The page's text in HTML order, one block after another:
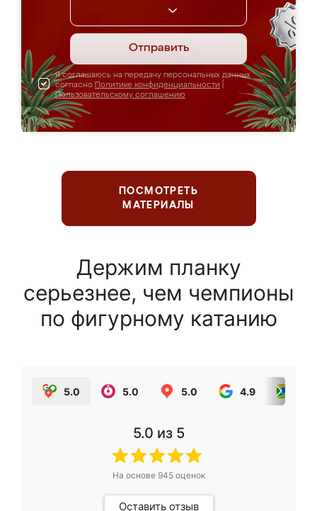
Отправить
Я соглашаюсь на передачу персональных данных
согласно Политике конфиденциальности
Пользовательскому соглашению
ПОСМОТРЕТЬ
МАТЕРИАЛЫ
Держим планку
серьезнее, чем чемпионы
по фигурному катанию
5.0 5.0 5.0 4.9
5.0 из 5
На основе 945оценок
Оставить отзыв